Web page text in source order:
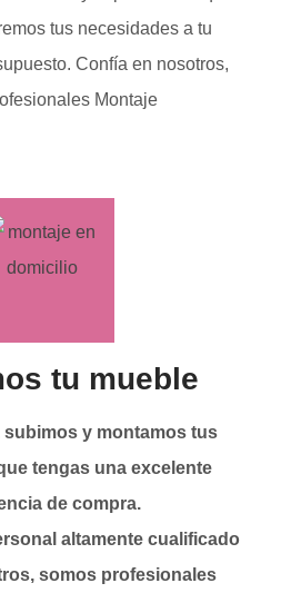
tus necesidades a tu
Confía en nosotros,
Montaje
tu mueble
y montamos tus
tengas una excelente
de compra.
altamente cualificado
somos profesionales